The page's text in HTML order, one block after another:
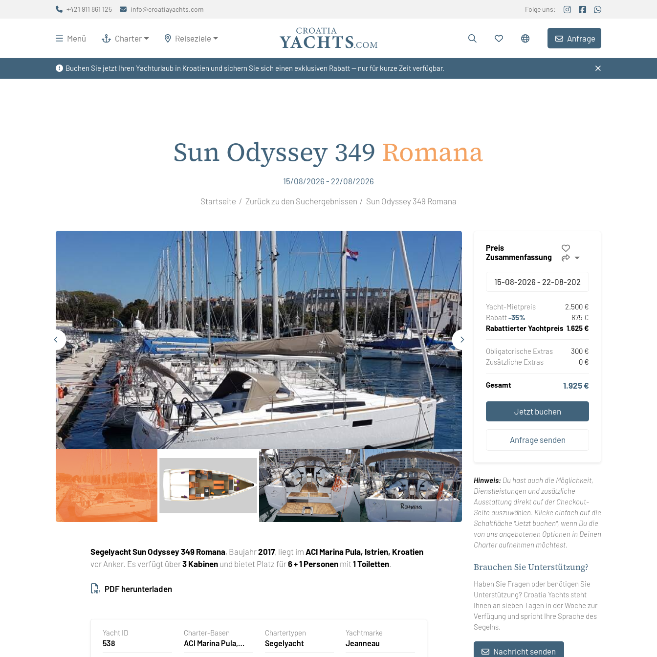
Buchen Sie jetzt Ihren Yachturlaub in Kroatien und sichern Sie sich einen exklusiven Rabatt — nur für kurze Zeit verfügbar.
+421 911 861 125 info@croatiayachts.com Folge uns:
Menü Charter Reiseziele Anfrage
Sun Odyssey 349 Romana
15/08/2026 - 22/08/2026
Startseite Zurück zu den Suchergebnissen Sun Odyssey 349 Romana
SegelyachtSun Odyssey 349 Romana, Baujahr2017, liegt im ACI Marina Pula, Istrien, Kroatien
vor Anker. Es verfügt über3 Kabinen und bietet Platz für6 + 1 Personen mit1 Toiletten
PDF herunterladen
Yacht ID
538
Charter-Basen
ACI Marina Pula,
Chartertypen
Segelyacht
Yachtmarke
Jeanneau
Preis
Zusammenfassung
Yacht-Mietpreis
2.500 €
Rabatt-35%
-875 €
Rabattierter Yachtpreis 1.625 €
Obligatorische Extras
300 €
Zusätzliche Extras
0 €
Gesamt 1.925 €
Jetzt buchen
Anfrage senden
Hinweis: Du hast auch die Möglichkeit,
Dienstleistungen und zusätzliche
Ausstattung direkt auf der Checkout-
Seite auszuwählen. Klicke einfach auf die
Schaltfläche "Jetzt buchen", wenn Du die
von uns angebotenen Optionen in Deinen
Charter aufnehmen möchtest.
Brauchen Sie Unterstützung?
Haben Sie Fragen oder benötigen Sie
Unterstützung? Croatia Yachts steht
Ihnen an sieben Tagen in der Woche zur
Verfügung und spricht Ihre Sprache des
Segelns.
Nachricht senden